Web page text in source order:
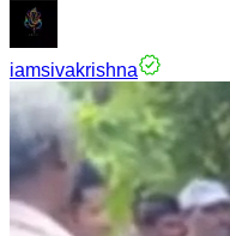
iamsivakrishna